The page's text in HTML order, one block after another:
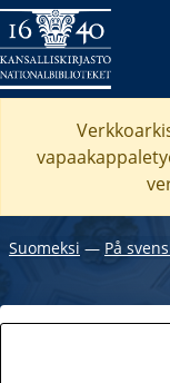
Suomeksi ― På